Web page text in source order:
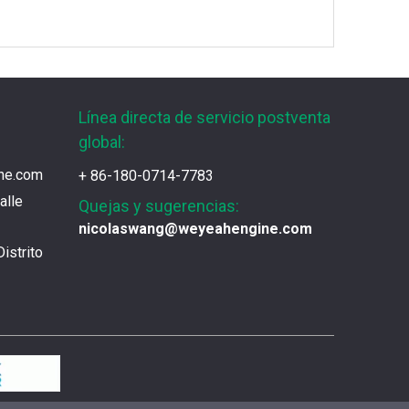
Jenbacher Pick Up 200673
Wy200673
El primer proyecto de generación de energía de gas de vertedero de Beijing
Línea directa de servicio postventa
global:
+ 86-180-0714-7783
Quejas y sugerencias:
nicolaswang@weyeahengine.com